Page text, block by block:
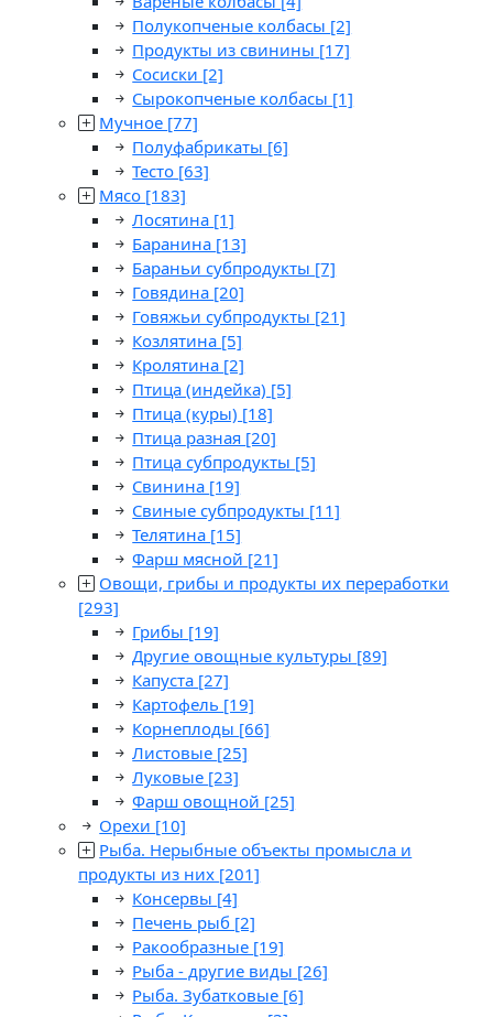
Полукопченые колбасы [2]
Продукты из свинины [17]
Сосиски [2]
Сырокопченые колбасы [1]
Мучное [77]
Полуфабрикаты [6]
Тесто [63]
Мясо [183]
Лосятина [1]
Баранина [13]
Бараньи субпродукты [7]
Говядина [20]
Говяжьи субпродукты [21]
Козлятина [5]
Кролятина [2]
Птица (индейка) [5]
Птица (куры) [18]
Птица разная [20]
Птица субпродукты [5]
Свинина [19]
Свиные субпродукты [11]
Телятина [15]
Фарш мясной [21]
Овощи, грибы и продукты их переработки
[293]
Грибы [19]
Другие овощные культуры [89]
Капуста [27]
Картофель [19]
Корнеплоды [66]
Листовые [25]
Луковые [23]
Фарш овощной [25]
Орехи [10]
Рыба. Нерыбные объекты промысла и
продукты из них [201]
Консервы [4]
Печень рыб [2]
Ракообразные [19]
Рыба - другие виды [26]
Рыба. Зубатковые [6]